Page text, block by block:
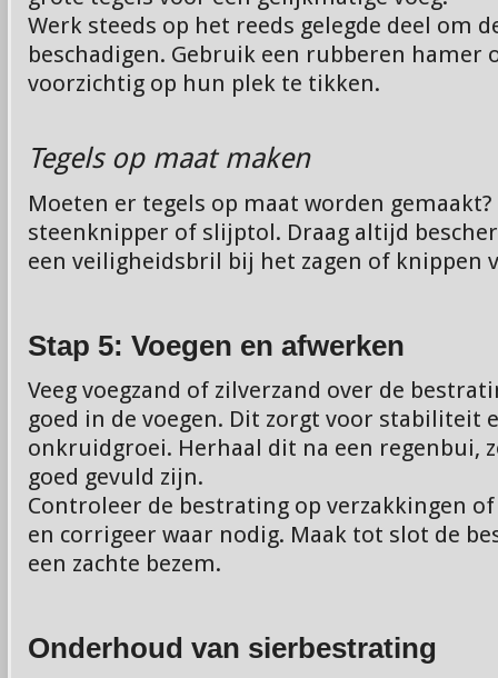
Werk steeds op het reeds gelegde deel om
beschadigen. Gebruik een rubberen hamer
voorzichtig op hun plek te tikken.
Tegels op maat maken
Moeten er tegels op maat worden
steenknipper of slijptol. Draag altijd
een veiligheidsbril bij het zagen of knippen
Stap 5: Voegen en afwerken
Veeg voegzand of zilverzand over de
goed in de voegen. Dit zorgt voor stabiliteit
onkruidgroei. Herhaal dit na een regenbui,
goed gevuld zijn.
Controleer de bestrating op verzakkingen
en corrigeer waar nodig. Maak tot slot de
een zachte bezem.
Onderhoud van sierbestrating